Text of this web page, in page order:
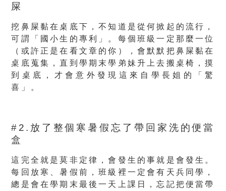
屎
挖鼻屎黏在桌底下，不知道是從何掀起的流行，
可謂「國小生的專利」。每個班級一定那麼一位
（或許正是在看文章的你），會默默把鼻屎黏在
桌底蒐集，直到學期末學弟妹升上去搬桌椅，摸
到桌底，才會意外發現這來自學長姐的「驚
喜」。
#2.放了整個寒暑假忘了帶回家洗的便當
盒
這完全就是莫非定律，會發生的事就是會發生。
每回放寒、暑假前，班級裡一定會有天兵同學，
總是會在學期末最後一天上課日，忘記把便當帶